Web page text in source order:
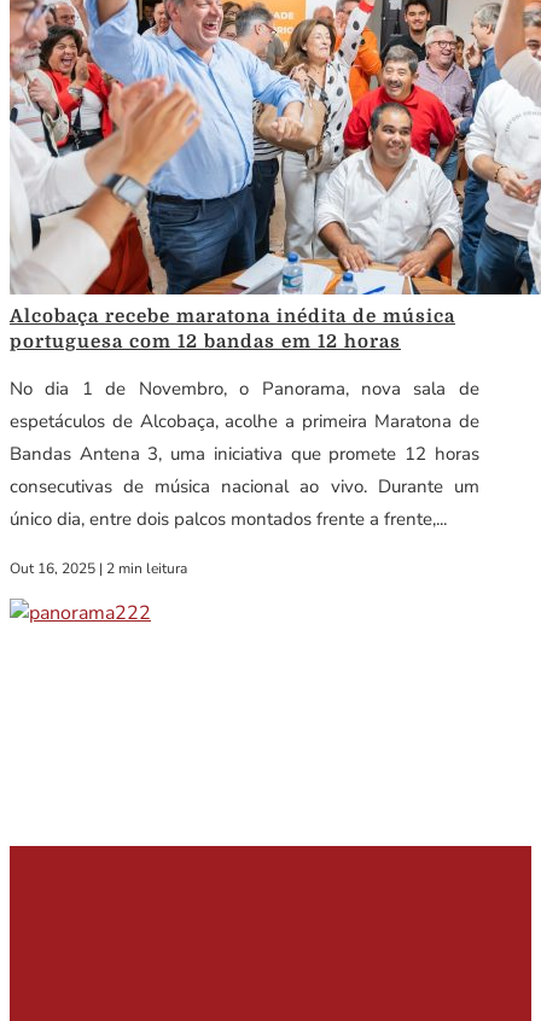
Alcobaça recebe maratona inédita de música
portuguesa com 12 bandas em 12 horas
No dia 1 de Novembro, o Panorama, nova sala de
espetáculos de Alcobaça, acolhe a primeira Maratona de
Bandas Antena 3, uma iniciativa que promete 12 horas
consecutivas de música nacional ao vivo. Durante um
único dia, entre dois palcos montados frente a frente,...
Out 16, 2025 | 2 min leitura